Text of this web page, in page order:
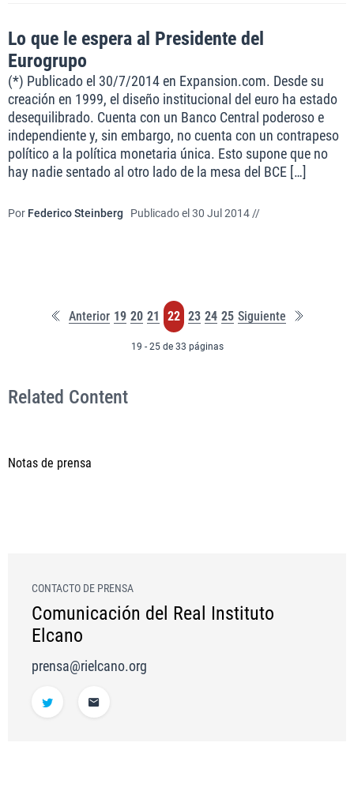
Lo que le espera al Presidente del
Eurogrupo
(*) Publicado el 30/7/2014 en Expansion.com. Desde su
creación en 1999, el diseño institucional del euro ha estado
desequilibrado. Cuenta con un Banco Central poderoso e
independiente y, sin embargo, no cuenta con un contrapeso
político a la política monetaria única. Esto supone que no
hay nadie sentado al otro lado de la mesa del BCE […]
Por Federico Steinberg Publicado el 30 Jul 2014 //
Primera
página
Anterior Página
19 Página
20 Página
21 Página
22 Página
23 Página
24 Página
25 Siguiente
Última
página
19 - 25 de 33 páginas
Related Content
Notas de prensa
CONTACTO DE PRENSA
Comunicación del Real Instituto
Elcano
prensa@rielcano.org